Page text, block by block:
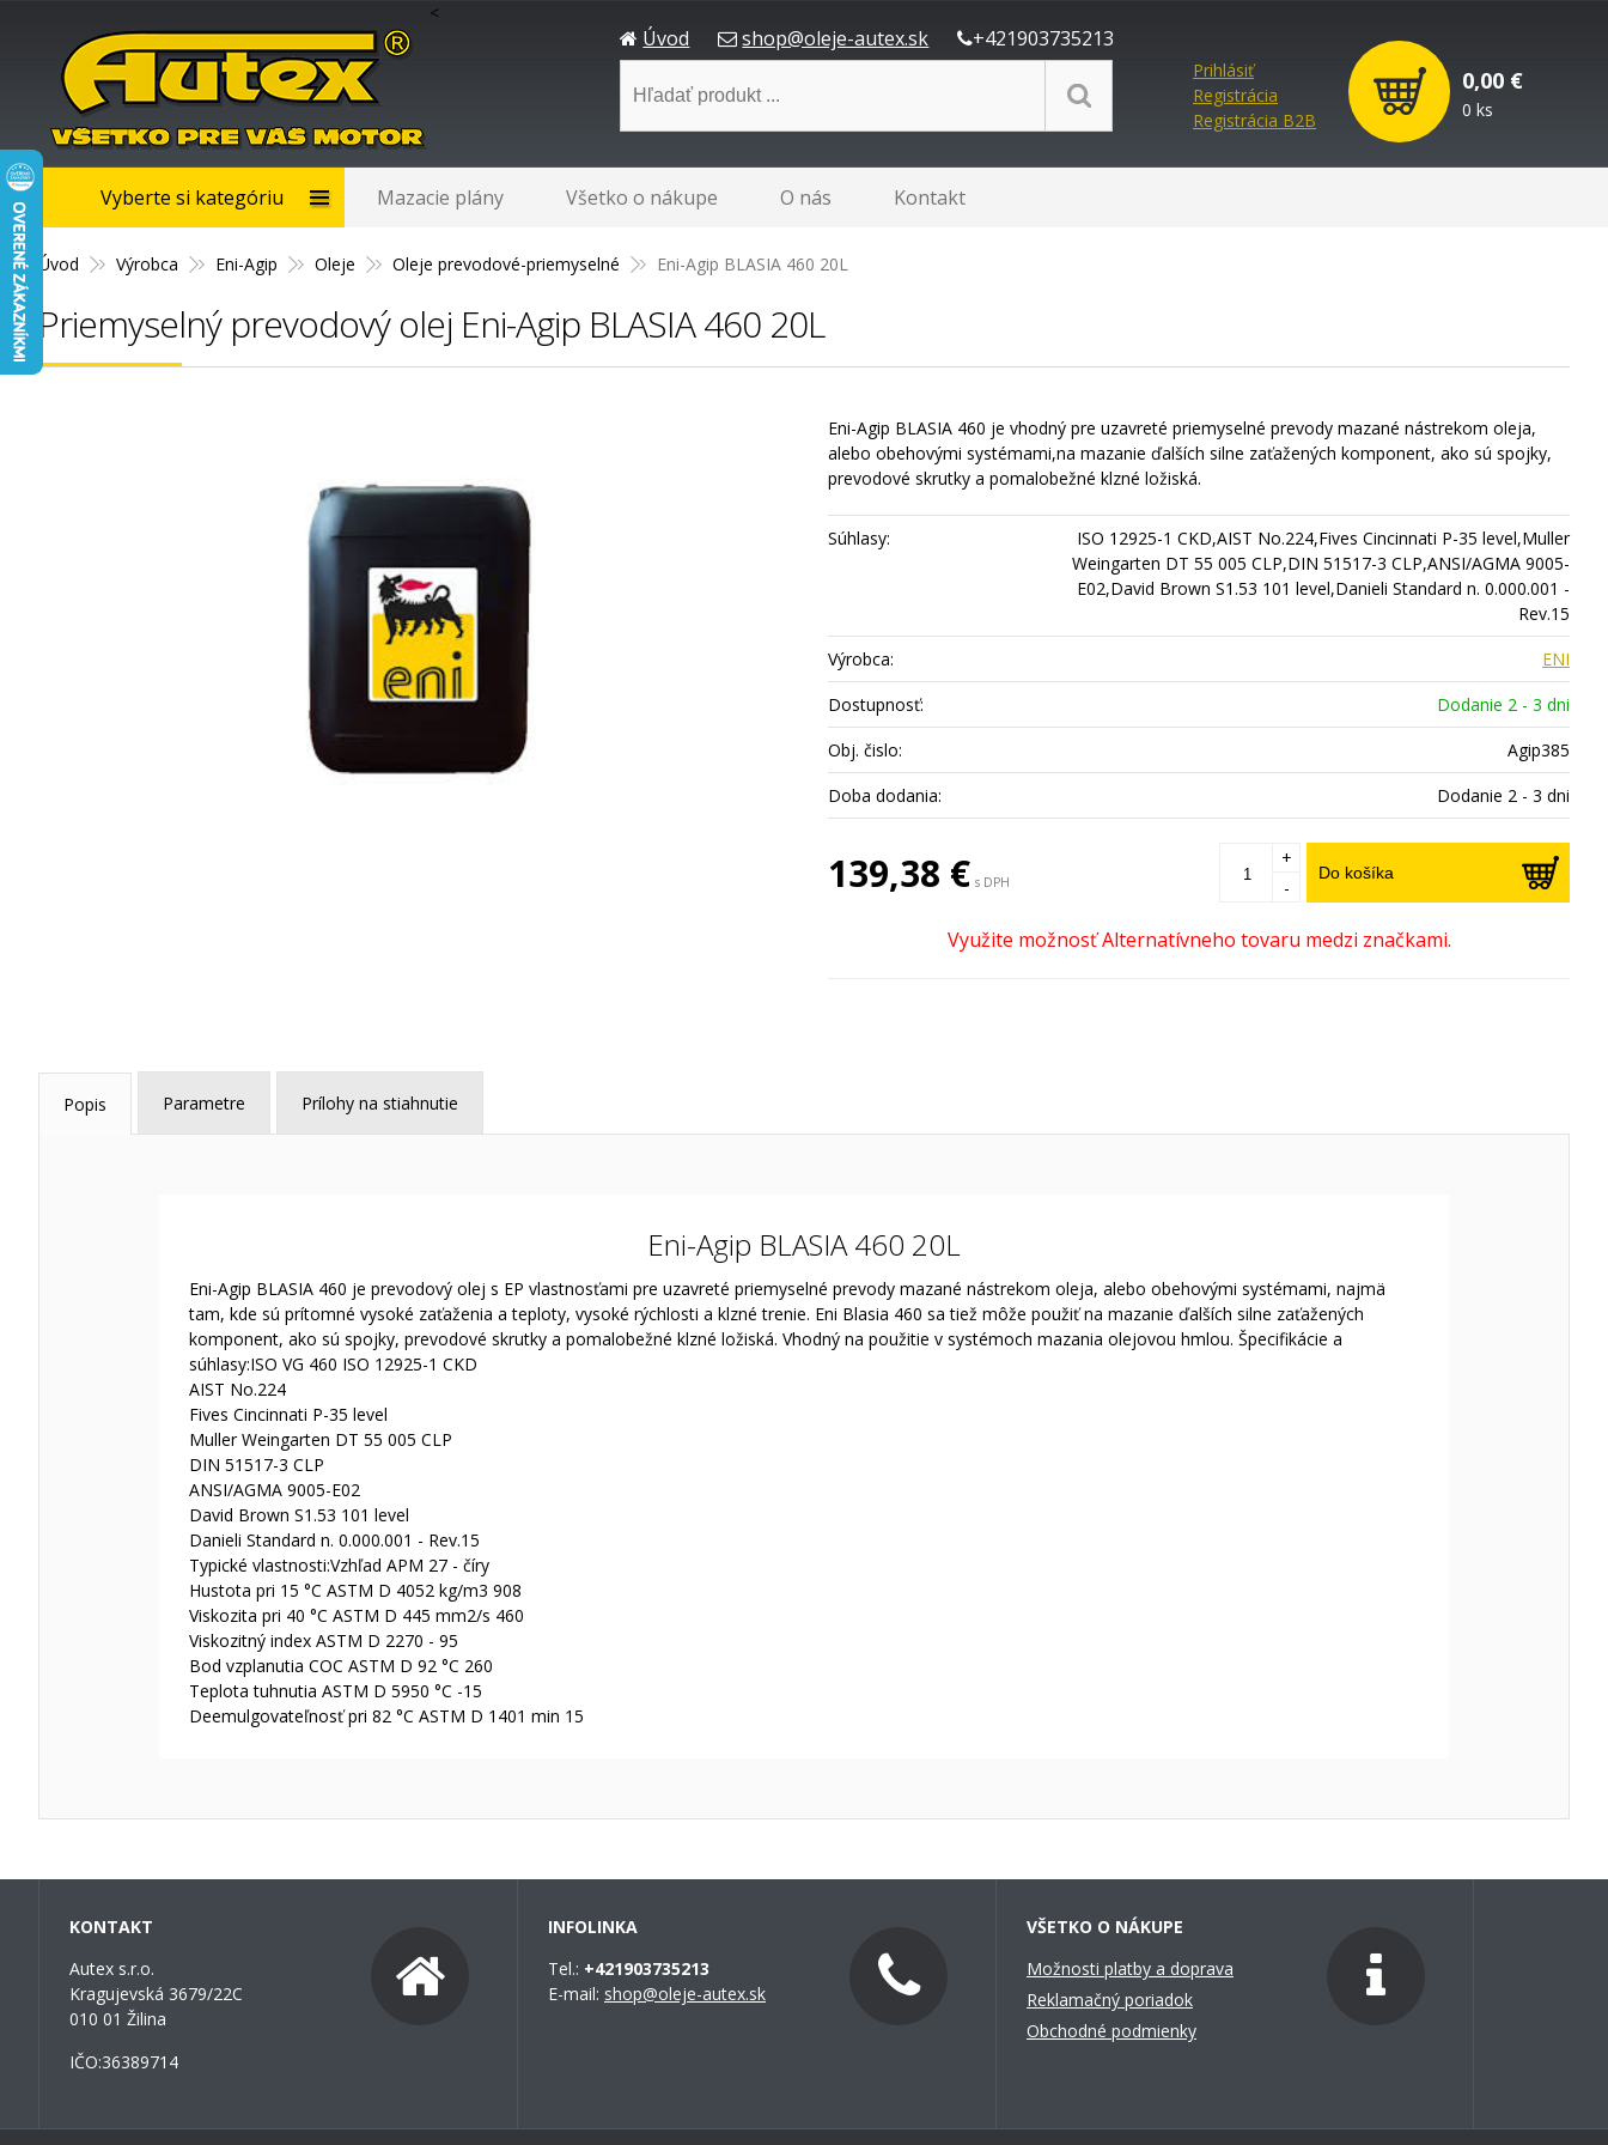
Úvod shop@oleje-autex.sk +421903735213
<
Prihlásiť
Registrácia
Registrácia B2B
0,00 €
0 ks
Úvod Výrobca Eni-Agip Oleje Oleje prevodové-priemyselné Eni-Agip BLASIA 460 20L
Priemyselný prevodový olej Eni-Agip BLASIA 460 20L
Eni-Agip BLASIA 460 je vhodný pre uzavreté priemyselné prevody mazané nástrekom oleja,
alebo obehovými systémami,na mazanie ďalších silne zaťažených komponent, ako sú spojky,
prevodové skrutky a pomalobežné klzné ložiská.
Súhlasy:
ISO 12925-1 CKD,AIST No.224,Fives Cincinnati P-35 level,Muller
Weingarten DT 55 005 CLP,DIN 51517-3 CLP,ANSI/AGMA 9005-
E02,David Brown S1.53 101 level,Danieli Standard n. 0.000.001 -
Rev.15
Výrobca:
ENI
Dostupnosť:
Dodanie 2 - 3 dni
Obj. čislo:
Agip385
Doba dodania:
Dodanie 2 - 3 dni
139,38 € s DPH Do košíka
+
-
Popis Parametre Prílohy na stiahnutie
Eni-Agip BLASIA 460 20L
Eni-Agip BLASIA 460 je prevodový olej s EP vlastnosťami pre uzavreté priemyselné prevody mazané nástrekom oleja, alebo obehovými systémami, najmä
tam, kde sú prítomné vysoké zaťaženia a teploty, vysoké rýchlosti a klzné trenie. Eni Blasia 460 sa tiež môže použiť na mazanie ďalších silne zaťažených
komponent, ako sú spojky, prevodové skrutky a pomalobežné klzné ložiská. Vhodný na použitie v systémoch mazania olejovou hmlou. Špecifikácie a
súhlasy:ISO VG 460 ISO 12925-1 CKD
AIST No.224
Fives Cincinnati P-35 level
Muller Weingarten DT 55 005 CLP
DIN 51517-3 CLP
ANSI/AGMA 9005-E02
David Brown S1.53 101 level
Danieli Standard n. 0.000.001 - Rev.15
Typické vlastnosti:Vzhľad APM 27 - číry
Hustota pri 15 °C ASTM D 4052 kg/m3 908
Viskozita pri 40 °C ASTM D 445 mm2/s 460
Viskozitný index ASTM D 2270 - 95
Bod vzplanutia COC ASTM D 92 °C 260
Teplota tuhnutia ASTM D 5950 °C -15
Deemulgovateľnosť pri 82 °C ASTM D 1401 min 15
Vyberte si kategóriu Mazacie plány Všetko o nákupe O nás Kontakt
KONTAKT
Autex s.r.o.
Kragujevská 3679/22C
010 01 Žilina
IČO:36389714
INFOLINKA
Tel.: +421903735213
E-mail: shop@oleje-autex.sk
VŠETKO O NÁKUPE
Možnosti platby a doprava
Reklamačný poriadok
Obchodné podmienky